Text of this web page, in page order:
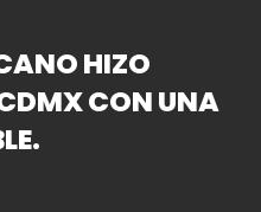
HIZO
CON UNA